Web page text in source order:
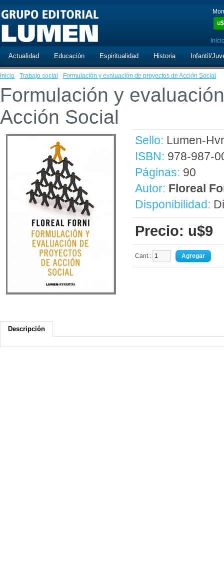
u$
Actualidad Educación Espiritualidad Historia Infantil/
Inicio · Trabajo social · Formulación y evaluación de proyectos de Acción Social
Formulación y
Acción Social
Sello: Lumen-
ISBN: 978-987-
Páginas: 90
Autor: Floreal
Disponibilidad:
Precio: u$9
Cant.:
Descripción